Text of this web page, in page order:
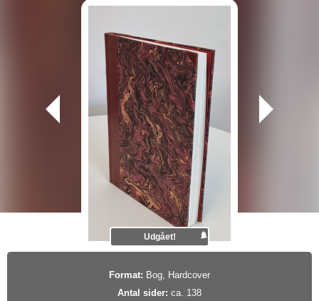
Udgået!
Format: Bog, Hardcover
Antal sider: ca. 138